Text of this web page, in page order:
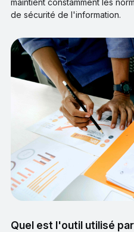
de sécurité de l'information.
Quel est l'outil utilisé par Flexopus pour la norme